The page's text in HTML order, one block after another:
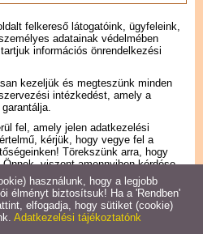
felkereső látogatóink, ügyfeleink,
adatainak védelmében
információs önrendelkezési
kezeljük és megteszünk minden
intézkedést, amely a
fel, amely jelen adatkezelési
kérjük, hogy vegye fel a
Törekszünk arra, hogy
viszont amennyiben kérdése
időt vesz igénybe, akkor legfeljebb 15
adatai kezelésével
illetve postai címünkre megküldött
használunk, hogy a legjobb
élményt biztosítsuk! Ha a 'Rendben'
elfogadja, hogy sütiket (cookie)
Adatkezelési tájékoztatónk